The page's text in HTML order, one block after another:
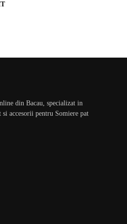
din Bacau, specializat in
si accesorii pentru Somiere pat